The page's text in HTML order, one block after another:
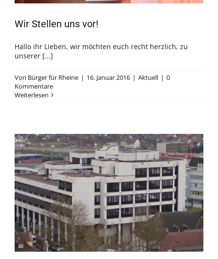
Wir Stellen uns vor!
Hallo ihr Lieben, wir möchten euch recht herzlich, zu
unserer [...]
Von Bürger für Rheine | 16. Januar 2016 | Aktuell | 0
Kommentare
Weiterlesen